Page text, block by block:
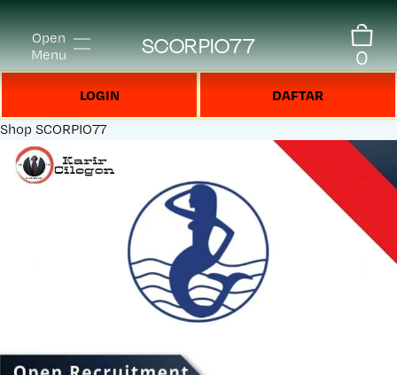
Open
Menu
SCORPIO77 0
LOGIN DAFTAR
Shop SCORPIO77